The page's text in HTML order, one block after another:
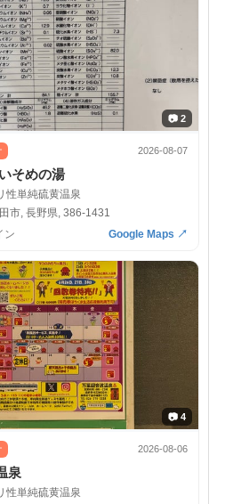
📷 2
2026-08-07
そめの湯
性単純硫黄温泉
市, 長野県, 386-1431
ン
Google Maps ↗
📷 4
2026-08-06
泉
性単純硫黄温泉